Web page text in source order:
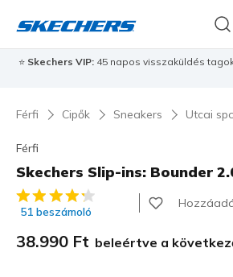
⭐ Skechers VIP:45 napos visszaküldés
Férfi Cipők Sneakers Utcai
Férfi
Skechers Slip-ins: Bounder
3,2 az 5-ből ügyfélértékelés
51 beszámoló
38.990 Ft beleértve a